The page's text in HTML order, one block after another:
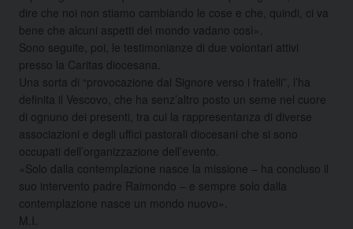
dire che noi non stiamo cambiando le cose e che, quindi, ci va
bene che alcuni aspetti del mondo vadano così».
Sono seguite, poi, le testimonianze di due volontari attivi
presso la Caritas diocesana.
Una sorta di “provocazione dal Signore verso i fratelli”, l’ha
definita il Vescovo, che ha senz’altro posto un seme nel cuore
di ognuno dei presenti, tra cui la rappresentanza di diverse
associazioni e degli uffici pastorali diocesani che si sono
occupati dell’organizzazione dell’evento.
«Solo dalla contemplazione nasce la missione – ha concluso il
suo intervento padre Raimondo – e sempre solo dalla
contemplazione nasce un mondo nuovo».
M.I.